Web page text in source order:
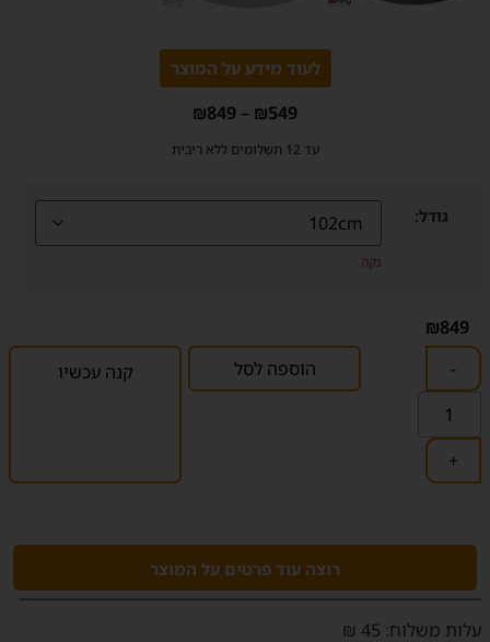
לעוד מידע על המוצר
₪549
–
₪849
עד 12 תשלומים ללא ריבית
גודל:
נקה
₪849
-
+
הוספה לסל קנה עכשיו
רוצה עוד פרטים על המוצר
‫עלות משלוח‬: 45 ₪